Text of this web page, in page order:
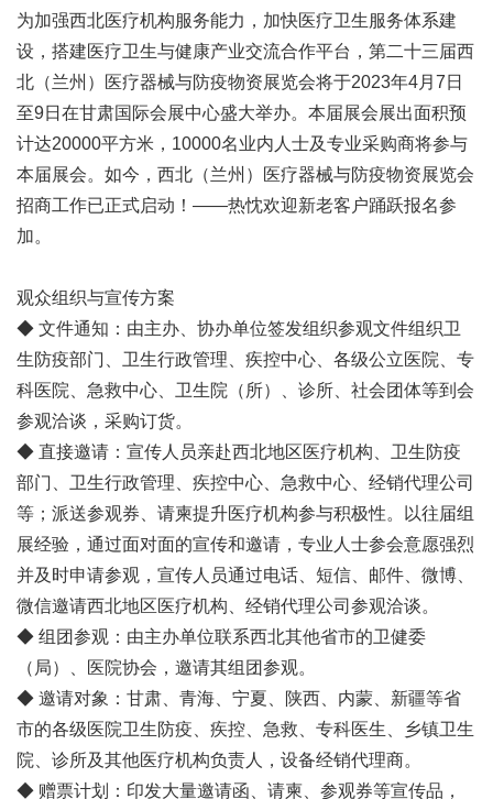
为加强西北医疗机构服务能力，加快医疗卫生服务体系建
设，搭建医疗卫生与健康产业交流合作平台，第二十三届西
北（兰州）医疗器械与防疫物资展览会将于2023年4月7日
至9日在甘肃国际会展中心盛大举办。本届展会展出面积预
计达20000平方米，10000名业内人士及专业采购商将参与
本届展会。如今，西北（兰州）医疗器械与防疫物资展览会
招商工作已正式启动！——热忱欢迎新老客户踊跃报名参
加。
观众组织与宣传方案
◆ 文件通知：由主办、协办单位签发组织参观文件组织卫
生防疫部门、卫生行政管理、疾控中心、各级公立医院、专
科医院、急救中心、卫生院（所）、诊所、社会团体等到会
参观洽谈，采购订货。
◆ 直接邀请：宣传人员亲赴西北地区医疗机构、卫生防疫
部门、卫生行政管理、疾控中心、急救中心、经销代理公司
等；派送参观券、请柬提升医疗机构参与积极性。以往届组
展经验，通过面对面的宣传和邀请，专业人士参会意愿强烈
并及时申请参观，宣传人员通过电话、短信、邮件、微博、
微信邀请西北地区医疗机构、经销代理公司参观洽谈。
◆ 组团参观：由主办单位联系西北其他省市的卫健委
（局）、医院协会，邀请其组团参观。
◆ 邀请对象：甘肃、青海、宁夏、陕西、内蒙、新疆等省
市的各级医院卫生防疫、疾控、急救、专科医生、乡镇卫生
院、诊所及其他医疗机构负责人，设备经销代理商。
◆ 赠票计划：印发大量邀请函、请柬、参观券等宣传品，